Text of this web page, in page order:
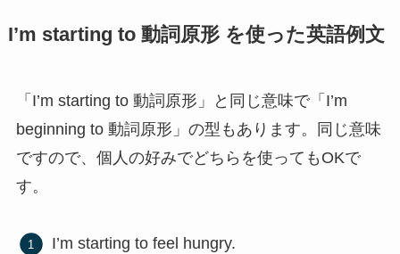
I’m starting to 動詞原形 を使った英語例文
「I’m starting to 動詞原形」と同じ意味で「I’m
beginning to 動詞原形」の型もあります。同じ意味
ですので、個人の好みでどちらを使ってもOKで
す。
I’m starting to feel hungry.